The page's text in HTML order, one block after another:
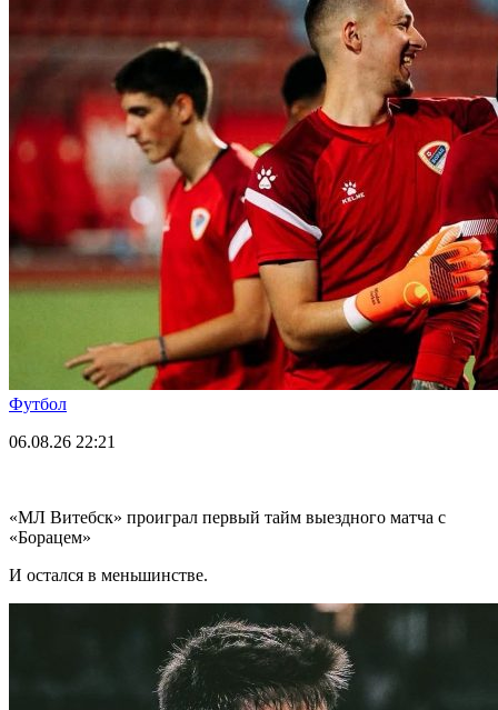
Футбол
06.08.26 22:21
«МЛ Витебск» проиграл первый тайм выездного матча с
«Борацем»
И остался в меньшинстве.